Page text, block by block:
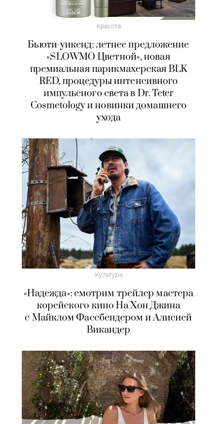
Красота
Бьюти-уикенд: летнее предложение
«SLOWMO Цветной», новая
премиальная парикмахерская BLK
RED, процедуры интенсивного
импульсного света в Dr. Teter
Cosmetology и новинки домашнего
ухода
Культура
«Надежда»: смотрим трейлер мастера
корейского кино На Хон Джина
с Майклом Фассбендером и Алисией
Викандер